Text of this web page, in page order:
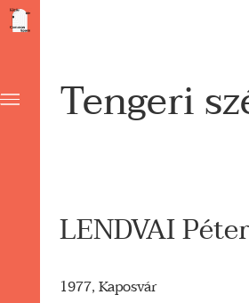
Tengeri
LENDVAI
1977, Kaposvár